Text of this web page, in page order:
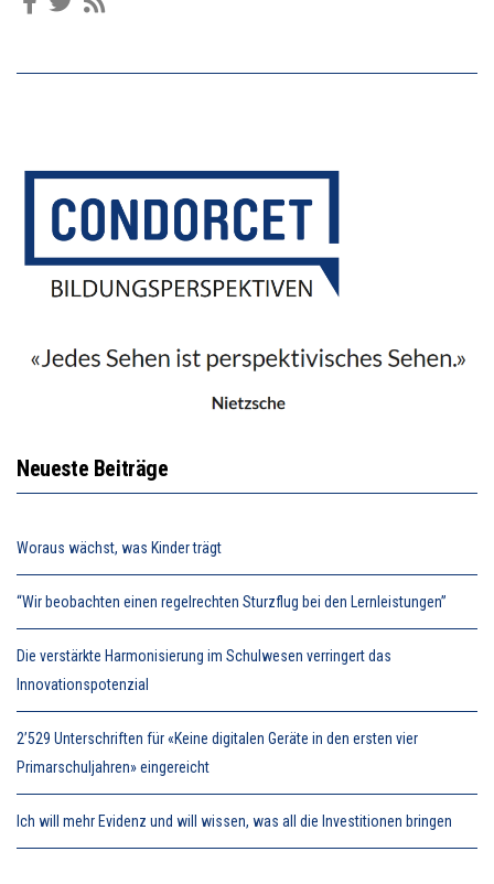
Neueste Beiträge
Woraus wächst, was Kinder trägt
“Wir beobachten einen regelrechten Sturzflug bei den Lernleistungen”
Die verstärkte Harmonisierung im Schulwesen verringert das
Innovationspotenzial
2’529 Unterschriften für «Keine digitalen Geräte in den ersten vier
Primarschuljahren» eingereicht
Ich will mehr Evidenz und will wissen, was all die Investitionen bringen